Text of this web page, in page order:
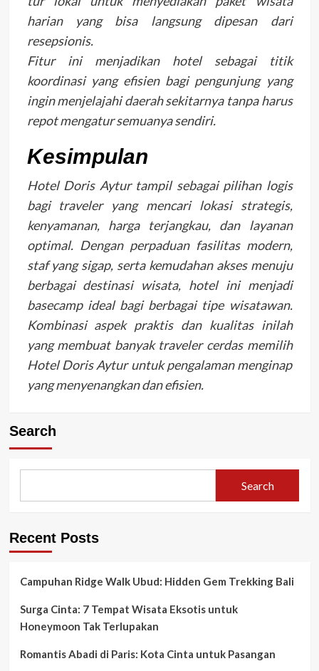
harian yang bisa langsung dipesan dari
resepsionis.
Fitur ini menjadikan hotel sebagai titik
koordinasi yang efisien bagi pengunjung yang
ingin menjelajahi daerah sekitarnya tanpa harus
repot mengatur semuanya sendiri.
Kesimpulan
Hotel Doris Aytur tampil sebagai pilihan logis
bagi traveler yang mencari lokasi strategis,
kenyamanan, harga terjangkau, dan layanan
optimal. Dengan perpaduan fasilitas modern,
staf yang sigap, serta kemudahan akses menuju
berbagai destinasi wisata, hotel ini menjadi
basecamp ideal bagi berbagai tipe wisatawan.
Kombinasi aspek praktis dan kualitas inilah
yang membuat banyak traveler cerdas memilih
Hotel Doris Aytur untuk pengalaman menginap
yang menyenangkan dan efisien.
Search
Search
Recent Posts
Campuhan Ridge Walk Ubud: Hidden Gem Trekking Bali
Surga Cinta: 7 Tempat Wisata Eksotis untuk
Honeymoon Tak Terlupakan
Romantis Abadi di Paris: Kota Cinta untuk Pasangan